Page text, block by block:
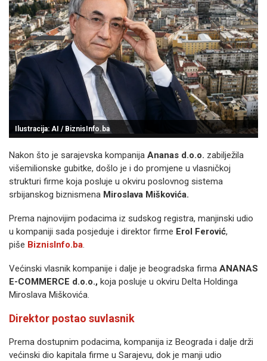
Ilustracija: AI / BiznisInfo.ba
Nakon što je sarajevska kompanija Ananas d.o.o. zabilježila
višemilionske gubitke, došlo je i do promjene u vlasničkoj
strukturi firme koja posluje u okviru poslovnog sistema
srbijanskog biznismena Miroslava Miškovića.
Prema najnovijim podacima iz sudskog registra, manjinski udio
u kompaniji sada posjeduje i direktor firme Erol Ferović,
piše BiznisInfo.ba.
Većinski vlasnik kompanije i dalje je beogradska firma ANANAS
E-COMMERCE d.o.o., koja posluje u okviru Delta Holdinga
Miroslava Miškovića.
Direktor postao suvlasnik
Prema dostupnim podacima, kompanija iz Beograda i dalje drži
većinski dio kapitala firme u Sarajevu, dok je manji udio